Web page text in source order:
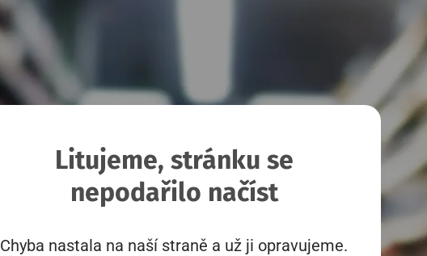
Litujeme, stránku se
nepodařilo načíst
Chyba nastala na naší straně a už ji opravujeme.